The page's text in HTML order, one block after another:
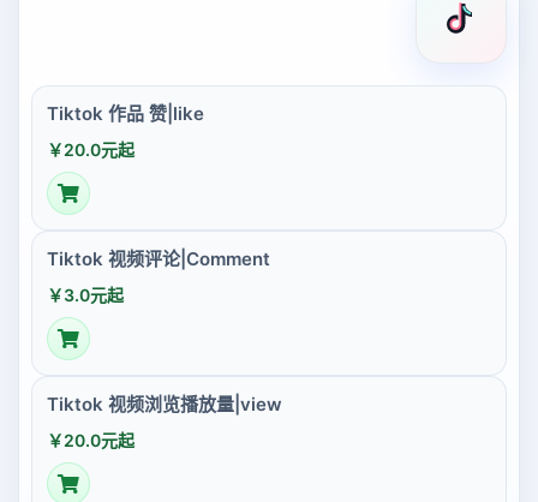
Tiktok 作品 赞|like
￥20.0元起
Tiktok 视频评论|Comment
￥3.0元起
Tiktok 视频浏览播放量|view
￥20.0元起